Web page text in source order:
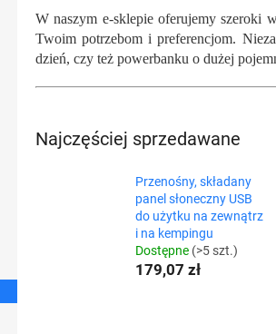
W naszym e-sklepie oferujemy szeroki
Twoim potrzebom i preferencjom.
dzień, czy też powerbanku o dużej
Najczęściej sprzedawane
Przenośny, składany
panel słoneczny USB
do użytku na zewnątrz
i na kempingu
Dostępne (>5 szt.)
179,07 zł